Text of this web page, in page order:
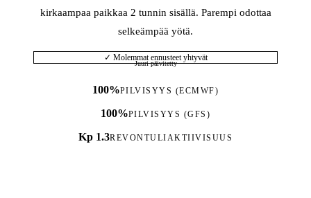
kirkaampaa paikkaa 2 tunnin sisällä. Parempi odottaa
selkeämpää yötä.
✓ Molemmat ennusteet yhtyvät
Juuri päivitetty
100%PILVISYYS (ECMWF)
100%PILVISYYS (GFS)
Kp 1.3REVONTULIAKTIIVISUUS